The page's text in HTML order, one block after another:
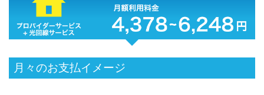
月々のお支払イメージ